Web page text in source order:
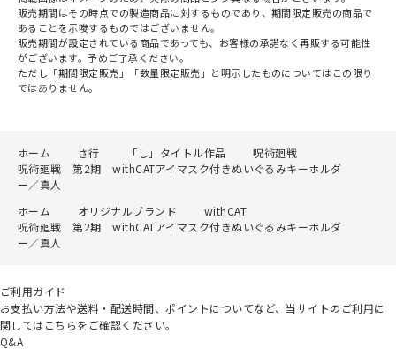
販売期間はその時点での製造商品に対するものであり、期間限定販売の商品で
あることを示唆するものではございません。
販売期間が設定されている商品であっても、お客様の承諾なく再販する可能性
がございます。予めご了承ください。
ただし「期間限定販売」「数量限定販売」と明示したものについてはこの限り
ではありません。
ホーム さ行 「し」タイトル作品
呪術廻戦
呪術廻戦 第2期 withCATアイマスク付きぬいぐるみキーホルダ
ー／真人
ホーム
オリジナルブランド
withCAT
呪術廻戦 第2期 withCATアイマスク付きぬいぐるみキーホルダ
ー／真人
ご利用ガイド
お支払い方法や送料・配送時間、ポイントについてなど、当サイトのご利用に
関してはこちらをご確認ください。
Q&A